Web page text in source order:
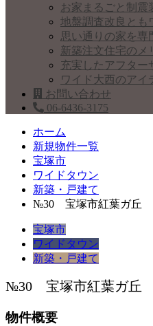
お家まるごと制震
地盤調査改良とも
思い通りの家を専
新築注文住宅のメ
充実したアフター
ワイド大西のアイ
お問い合わせ
06-6436-3175
ホーム
新規物件一覧
宝塚市
ワイドタウン
新築・戸建て
№30 宝塚市紅葉ガ丘
宝塚市
ワイドタウン
新築・戸建て
№30 宝塚市紅葉ガ丘
物件概要